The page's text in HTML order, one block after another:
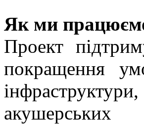
Як ми
Проект
покращення
акушерських